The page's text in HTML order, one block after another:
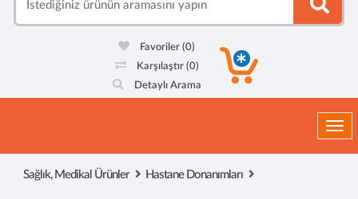
Favoriler(0)
Karşılaştır (0)
Detaylı Arama
Sağlık, Medikal Ürünler Hastane Donanımları